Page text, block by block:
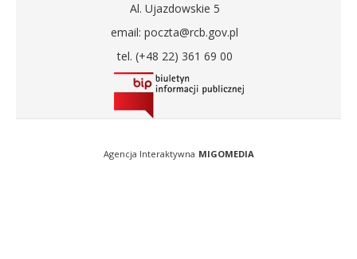
Al. Ujazdowskie 5
email: poczta@rcb.gov.pl
tel. (+48 22) 361 69 00
Agencja Interaktywna MIGOMEDIA